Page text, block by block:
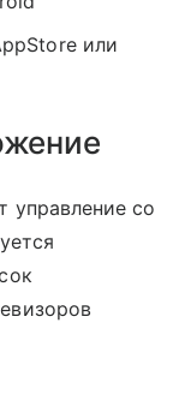
или
управление со